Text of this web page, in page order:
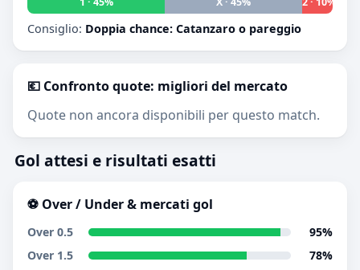
Consiglio: Doppia chance: Catanzaro o pareggio
💶 Confronto quote: migliori del mercato
Quote non ancora disponibili per questo match.
Gol attesi e risultati esatti
⚽ Over / Under & mercati gol
Over 0.5
95%
Over 1.5
78%